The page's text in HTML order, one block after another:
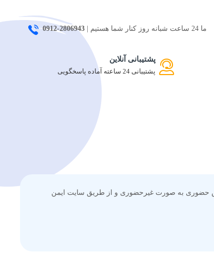
ما 24 ساعت شبانه روز کنار شما هستیم | 2806943-0912
پشتیبانی آنلاین
پشتیبانی 24 ساعته آماده پاسخگویی
علاوه بر فروش حضوری به صورت غیرحضوری و از طریق سایت ایمن